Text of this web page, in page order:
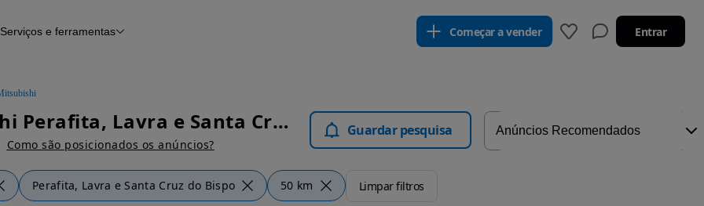
Histórico do veículo
Serviços e ferramentas Começar a vender Entrar
Mitsubishi Perafita, Lavra e Santa Cruz do Bispo - Carros
Como são posicionados os anúncios?
Guardar pesquisa
Perafita, Lavra e Santa Cruz do Bispo 50 km Limpar filtros